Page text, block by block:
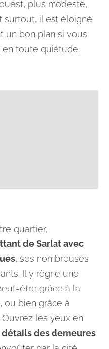
plus modeste,
surtout, il est éloigné
un bon plan si vous
en toute quiétude.
quartier,
de Sarlat avec
, ses nombreuses
Il y règne une
être grâce à la
ou bien grâce à
Ouvrez les yeux en
des demeures